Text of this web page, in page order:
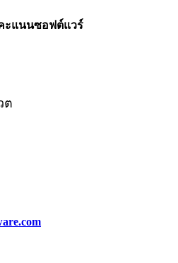
ะแนนซอฟต์แวร์
ต